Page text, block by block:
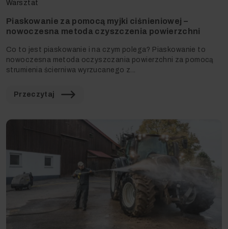
Warsztat
Piaskowanie za pomocą myjki ciśnieniowej –
nowoczesna metoda czyszczenia powierzchni
Co to jest piaskowanie i na czym polega? Piaskowanie to
nowoczesna metoda oczyszczania powierzchni za pomocą
strumienia ścierniwa wyrzucanego z...
Przeczytaj